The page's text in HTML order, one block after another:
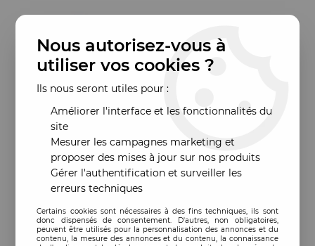
Nous autorisez-vous à
utiliser vos cookies ?
Ils nous seront utiles pour :
Améliorer l'interface et les fonctionnalités du
site
Mesurer les campagnes marketing et
proposer des mises à jour sur nos produits
Gérer l'authentification et surveiller les
erreurs techniques
Certains cookies sont nécessaires à des fins techniques, ils sont
donc dispensés de consentement. D'autres, non obligatoires,
peuvent être utilisés pour la personnalisation des annonces et du
contenu, la mesure des annonces et du contenu, la connaissance